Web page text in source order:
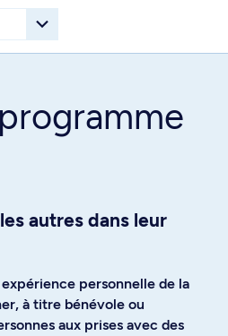
autres dans leur
personnelle de la
à titre bénévole ou
aux prises avec des